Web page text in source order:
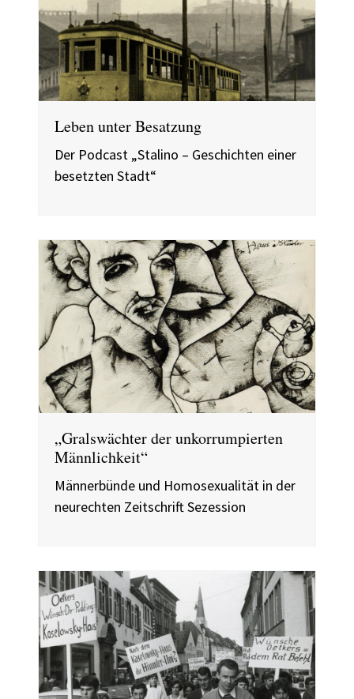
Leben unter Besatzung
Der Podcast „Stalino – Geschichten einer
besetzten Stadt“
„Gralswächter der unkorrumpierten
Männlichkeit“
Männerbünde und Homosexualität in der
neurechten Zeitschrift Sezession